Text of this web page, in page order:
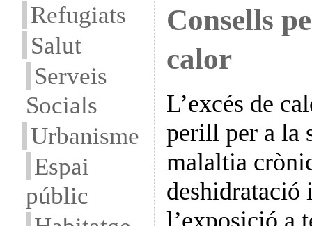
Refugiats
Salut
Serveis
Socials
Urbanisme
Espai
públic
Consells
calor
L’excés de
perill per a la
malaltia
deshidratació
l’exposició a